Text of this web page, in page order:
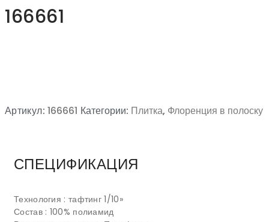
166661
Артикул:166661 Категории: Плитка, Флоренция в полоску
СПЕЦИФИКАЦИЯ
Технология : тафтинг 1/10»
Состав : 100% полиамид